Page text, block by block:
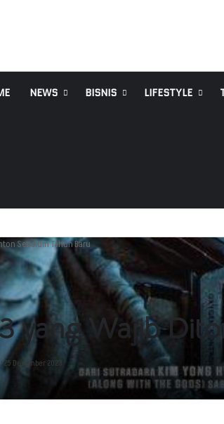
NEWS BISNIS LIFESTYLE
Sebelum Tahun Baru
yang Wajib
Desember 2023